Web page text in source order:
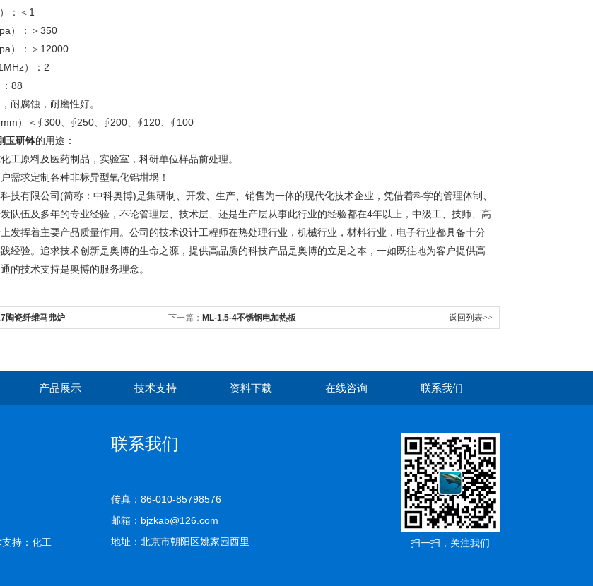
：＜1
）：＞350
）：＞12000
）：2
88
耐腐蚀，耐磨性好。
）＜∮300、∮250、∮200、∮120、∮100
玉研钵的用途：
工原料及医药制品，实验室，科研单位样品前处理。
需求定制各种非标异型氧化铝坩埚！
技有限公司(简称：中科奥博)是集研制、开发、生产、销售为一体的现代化技术企业，凭借着科学的管理体制、
队伍及多年的专业经验，不论管理层、技术层、还是生产层从事此行业的经验都在4年以上，中级工、技师、高
发挥着主要产品质量作用。公司的技术设计工程师在热处理行业，机械行业，材料行业，电子行业都具备十分
经验。追求技术创新是奥博的生命之源，提供高品质的科技产品是奥博的立足之本，一如既往地为客户提供高
的技术支持是奥博的服务理念。
陶瓷纤维马弗炉 下一篇： ML-1.5-4不锈钢电加热板 返回列表>>
产品展示 技术支持 资料下载 在线咨询 联系我们
持： 化工
联系我们
传真：86-010-85798576
邮箱：bjzkab@126.com
地址：北京市朝阳区姚家园西里
扫一扫，关注我们